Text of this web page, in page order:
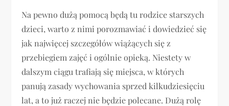
Na pewno dużą pomocą będą tu rodzice starszych
dzieci, warto z nimi porozmawiać i dowiedzieć się
jak najwięcej szczegółów wiążących się z
przebiegiem zajęć i ogólnie opieką. Niestety w
dalszym ciągu trafiają się miejsca, w których
panują zasady wychowania sprzed kilkudziesięciu
lat, a to już raczej nie będzie polecane. Dużą rolę